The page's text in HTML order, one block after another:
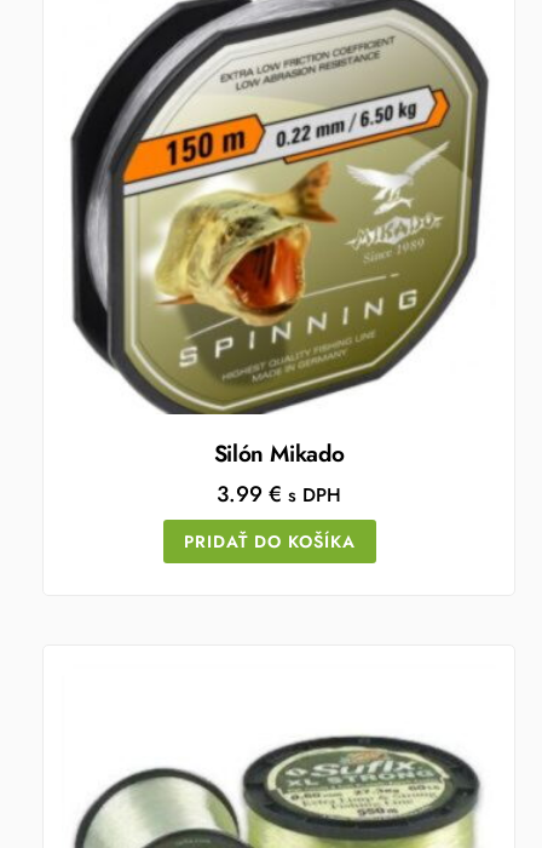
Silón Mikado
3.99€ s DPH
PRIDAŤ DO KOŠÍKA